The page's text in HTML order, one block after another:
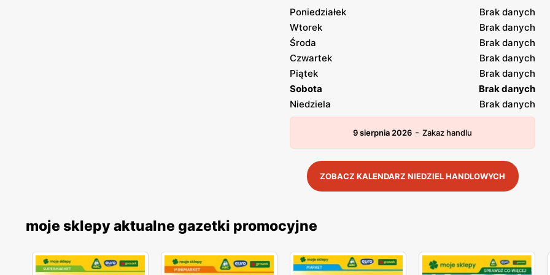
Poniedziałek
Brak danych
Wtorek
Brak danych
Środa
Brak danych
Czwartek
Brak danych
Piątek
Brak danych
Sobota
Brak danych
Niedziela
Brak danych
9 sierpnia 2026 - Zakaz handlu
ZOBACZ KALENDARZ NIEDZIEL HANDLOWYCH
moje sklepy aktualne gazetki promocyjne